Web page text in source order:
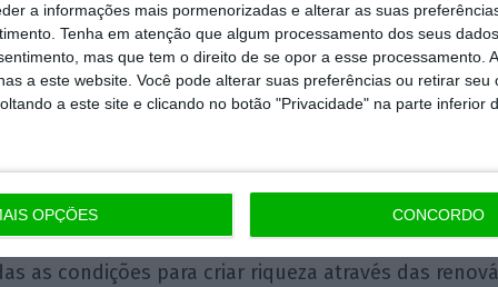
a informações mais pormenorizadas e alterar as suas
Tenha em atenção que algum processamento dos seus
mas que tem o direito de se opor a esse processamento.
a este website. Você pode alterar suas preferências ou retirar seu
a este site e clicando no botão "Privacidade" na parte inferior
OPÇÕES CONCORDO
a transição energética é o oposto do que o PS
o país precisa, porque não se distribui melhor a
incide exclusivamente sobre o investimento em
na manutenção dos arruamentos e restantes
as condições para criar riqueza através das